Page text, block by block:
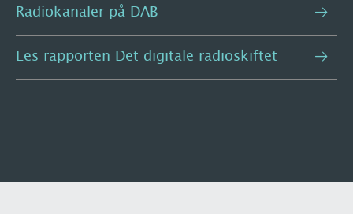
Radiokanaler på DAB
Les rapporten Det digitale radioskiftet